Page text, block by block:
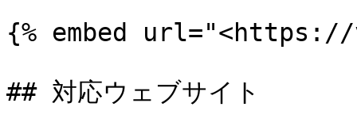
{% embed url="<https://
## 対応ウェブサイト